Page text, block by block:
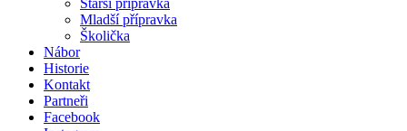
Starší přípravka
Mladší přípravka
Školička
Nábor
Historie
Kontakt
Partneři
Facebook